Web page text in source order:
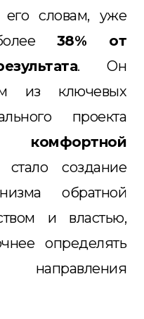
его словам, уже
38% от
. Он
из ключевых
проекта
комфортной
создание
обратной
и властью,
определять
направления